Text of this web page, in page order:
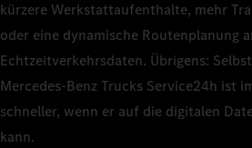
kürzere Werkstattaufenthalte, mehr
oder eine dynamische Routenplanung
Echtzeitverkehrsdaten. Übrigens:
Mercedes‑Benz Trucks Service24h ist
schneller, wenn er auf die digitalen
kann.